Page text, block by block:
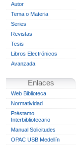
Autor
Tema o Materia
Series
Revistas
Tesis
Libros Electrónicos
Avanzada
Enlaces
Web Biblioteca
Normatividad
Préstamo
Interbibliotecario
Manual Solicitudes
OPAC USB Medellín